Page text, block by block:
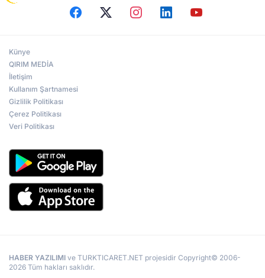
Künye
QIRIM MEDİA
İletişim
Kullanım Şartnamesi
Gizlilik Politikası
Çerez Politikası
Veri Politikası
HABER YAZILIMI ve TURKTICARET.NET projesidir Copyright© 2006-
2026 Tüm hakları saklıdır.